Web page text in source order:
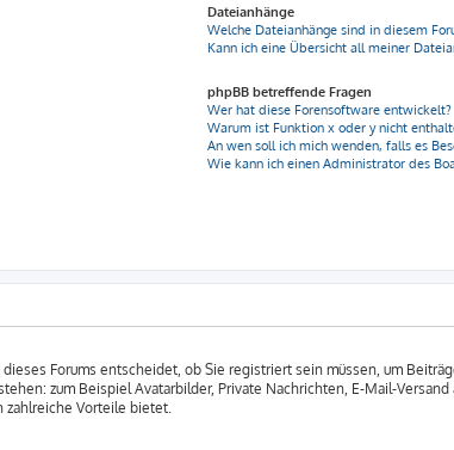
Dateianhänge
Welche Dateianhänge sind in diesem
Kann ich eine Übersicht all meiner
phpBB betreffende Fragen
Wer hat diese Forensoftware entwickelt?
Warum ist Funktion x oder y nicht
An wen soll ich mich wenden, falls es
Wie kann ich einen Administrator des
Forums entscheidet, ob Sie registriert sein müssen, um
zum Beispiel Avatarbilder, Private Nachrichten, E-Mail-
zahlreiche Vorteile bietet.